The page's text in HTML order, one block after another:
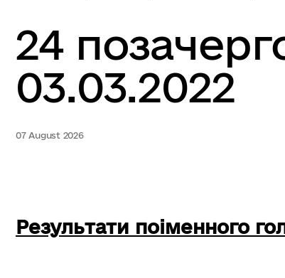
24
03.03.2022
07 August 2026
Результати поіменного